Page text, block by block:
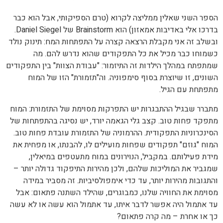
הספר השני שאלין ממליצה לקרוא (טרם הספיקותי, אבל הוא כבר
בדרכו אלי באדיבות אמאזון) הוא Brainstorm של Daniel Siegel.
ובשלב זה אני מקבלת הרצאה קצרה על התפתחות המח: תינוק נולד
כשמוחו כבר מכיל את כל התפקודים שהוא נדרש להם. מה
שמתפתח במהלך הילדות זה התיזמור: "עבודת הצוות" בין התפקודים
השונים, זו שיוצרת בסוף סימפוניה. וה"תזמורת" הזו של המוח
מתפתחת עם הגיל.
מתברר שבגיל ההתבגרות יש התפרקות מסוימת של התזמורת: המוח
מתפקד פחות טוב. קצב גלי הגאמה יורד, יש נסיגה בהתפתחות של
הסינכרוניות התפקודית. ההרמוניה של התזמורת עובדת פחות טוב.
המוח "גוזם" תפקודים שפחות מועילים לו, להבנתו, או מפחית את
מידת פעילותם. במקביל, הנוירונים במוח מתעטפים במיאלין,
שמגביר את המוליכות שלהם, ולכן מהירות התיפקוד גדולה יותר –
והתגובות מהירות יותר, עד כדי אימפולסיביות. זה מסביר במידה
מסוימת את החוויה שלנו, כמבוגרים, שהילד השתנה פתאום: אבל
עד אתמול היה אפשר לדבר איתו, עד אתמול הוא עשה או לא עשה
כך או אחרת – מה קרה פתאום?